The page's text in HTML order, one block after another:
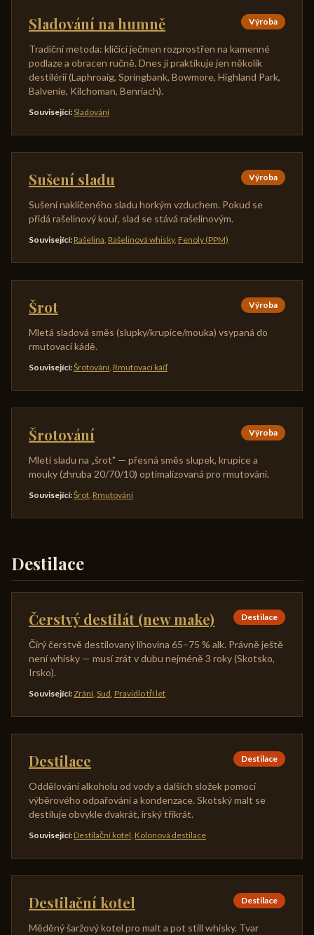
Sladování na humně Výroba
Tradiční metoda: klíčící ječmen rozprostřen na kamenné
podlaze a obracen ručně. Dnes ji praktikuje jen několik
destilérií (Laphroaig, Springbank, Bowmore, Highland Park,
Balvenie, Kilchoman, Benriach).
Související:Sladování
Sušení sladu Výroba
Sušení naklíčeného sladu horkým vzduchem. Pokud se
přidá rašelinový kouř, slad se stává rašelinovým.
Související: Rašelina, Rašelinová whisky, Fenoly (PPM)
Šrot Výroba
Mletá sladová směs (slupky/krupice/mouka) vsypaná do
rmutovací kádě.
Související:Šrotování, Rmutovací káď
Šrotování Výroba
Mletí sladu na „šrot" — přesná směs slupek, krupice a
mouky (zhruba 20/70/10) optimalizovaná pro rmutování.
Související:Šrot, Rmutování
Destilace
Čerstvý destilát (new make) Destilace
Čirý čerstvě destilovaný lihovina 65–75 % alk. Právně ještě
není whisky — musí zrát v dubu nejméně 3 roky (Skotsko,
Irsko).
Související:Zrání, Sud, Pravidlo tří let
Destilace Destilace
Oddělování alkoholu od vody a dalších složek pomocí
výběrového odpařování a kondenzace. Skotský malt se
destiluje obvykle dvakrát, irský třikrát.
Související: Destilační kotel, Kolonová destilace
Destilační kotel Destilace
Měděný šaržový kotel pro malt a pot still whisky. Tvar